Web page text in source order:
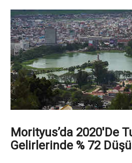
Morityus’da 2020'de
Gelirlerinde % 72